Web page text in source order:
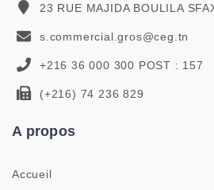
23 RUE MAJIDA BOULILA
s.commercial.gros@ceg.tn
+216 36 000 300 POST : 157
(+216) 74 236 829
A propos
Accueil